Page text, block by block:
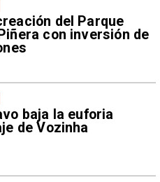
del Parque
con inversión de
baja la euforia
de Vozinha